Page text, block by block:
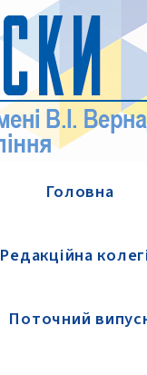
Головна
Редакційна
Поточний